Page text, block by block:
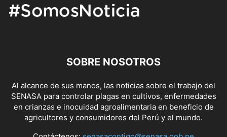
SOBRE NOSOTROS
Al alcance de sus manos, las noticias sobre el trabajo del
SENASA para controlar plagas en cultivos, enfermedades
en crianzas e inocuidad agroalimentaria en beneficio de
agricultores y consumidores del Perú y el mundo.